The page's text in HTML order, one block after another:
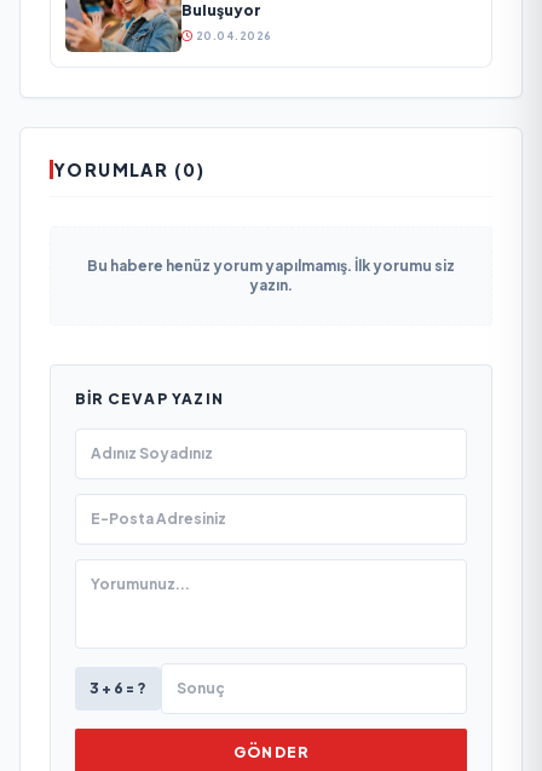
Buluşuyor
20.04.2026
YORUMLAR (0)
Bu habere henüz yorum yapılmamış. İlk yorumu siz
yazın.
BIR CEVAP YAZIN
3 + 6 = ?
GÖNDER